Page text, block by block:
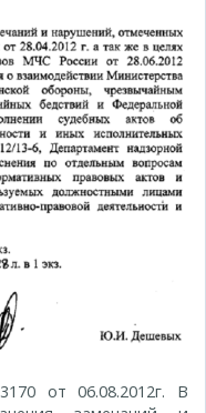
от 06.08.2012г. В